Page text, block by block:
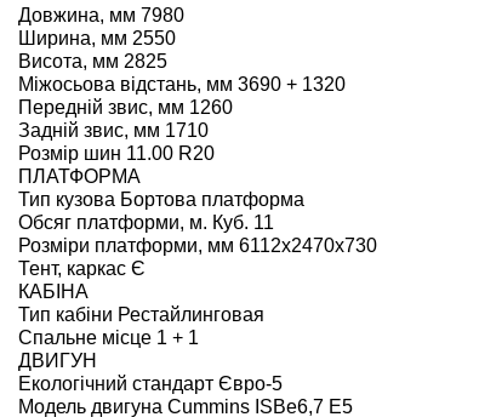
Довжина, мм 7980
Ширина, мм 2550
Висота, мм 2825
Міжосьова відстань, мм 3690 + 1320
Передній звис, мм 1260
Задній звис, мм 1710
Розмір шин 11.00 R20
ПЛАТФОРМА
Тип кузова Бортова платформа
Обсяг платформи, м. Куб. 11
Розміри платформи, мм 6112х2470х730
Тент, каркас Є
КАБІНА
Тип кабіни Рестайлинговая
Спальне місце 1 + 1
ДВИГУН
Екологічний стандарт Євро-5
Модель двигуна Cummins ISBe6,7 Е5